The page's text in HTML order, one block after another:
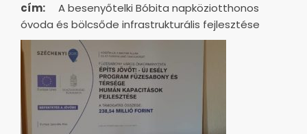
cím:
A besenyőtelki Bóbita napköziotthonos
óvoda és bölcsőde infrastrukturális fejlesztése